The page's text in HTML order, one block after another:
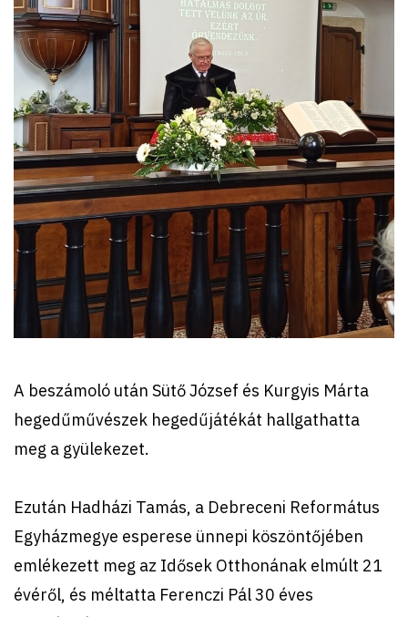
A beszámoló után Sütő József és Kurgyis Márta
hegedűművészek hegedűjátékát hallgathatta
meg a gyülekezet.
Ezután Hadházi Tamás, a Debreceni Református
Egyházmegye esperese ünnepi köszöntőjében
emlékezett meg az Idősek Otthonának elmúlt 21
évéről, és méltatta Ferenczi Pál 30 éves